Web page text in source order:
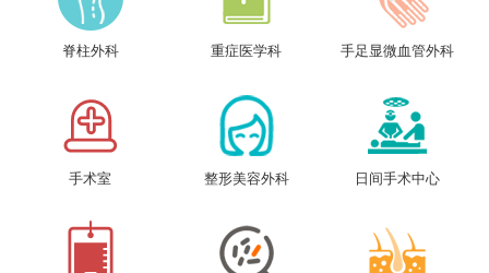
脊柱外科 重症医学科 手足显微血管外科
手术室 整形美容外科 日间手术中心